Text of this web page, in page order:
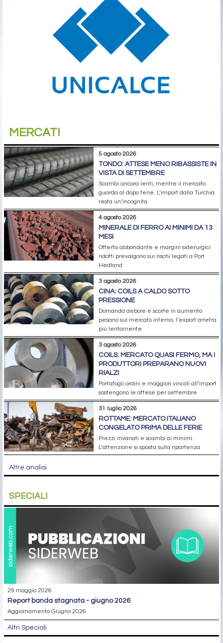
MERCATI
5 agosto 2026
TONDO: ATTESE MENO RIBASSISTE IN
VISTA DI SETTEMBRE
Scambi ancora lenti, mentre il mercato
guarda al dopo ferie. L’import dalla Turchia
resta un’incognita
4 agosto 2026
MINERALE DI FERRO AI MINIMI DA 13
MESI
Offerta abbondante e margini siderurgici
ridotti prevalgono sui rischi legati a Port
Hedland
3 agosto 2026
CINA: COILS A CALDO SOTTO
PRESSIONE
Domanda debole e scorte in aumento
pesano sul mercato interno; l’export arretra
più lentamente
3 agosto 2026
COILS: MERCATO QUASI FERMO, MA I
PRODUTTORI PREPARANO NUOVI
RIALZI
Portafogli ordini e maggiori vincoli all’import
sostengono le attese per settembre
31 luglio 2026
ROTTAME: MERCATO ITALIANO
CONGELATO PRIMA DELLE FERIE
Prezzi invariati e scambi ai minimi.
L’attenzione si sposta sulla ripartenza
Altre analisi
SPECIALI
29 maggio 2026
report banda stagnata - giugno 2026
Aggiornamento Giugno 2026
Altri Speciali